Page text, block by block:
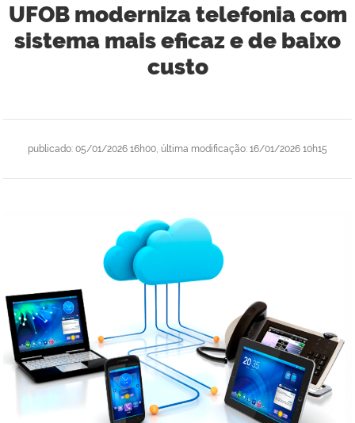
UFOB moderniza telefonia com
sistema mais eficaz e de baixo
custo
publicado: 05/01/2026 16h00 última modificação: 16/01/2026 10h15